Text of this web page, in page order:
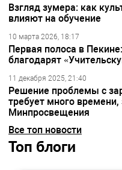
Взгляд зумера: как
влияют на обучение
10 марта 2026, 18:17
Первая полоса в
благодарят
11 декабря 2025, 21:40
Решение проблемы с
требует много времени,
Минпросвещения
Все топ новости
Топ блоги